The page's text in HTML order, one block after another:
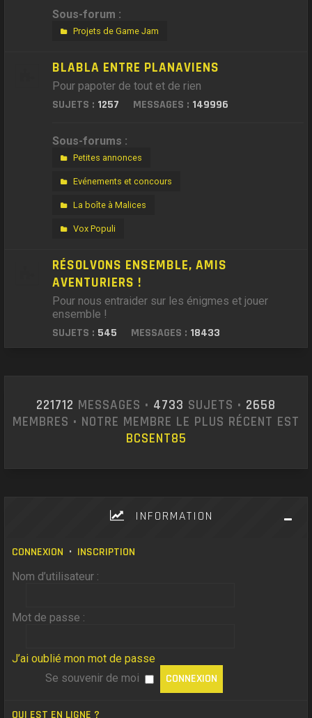
Sous-forum :
Projets de Game Jam
BLABLA ENTRE PLANAVIENS
Pour papoter de tout et de rien
SUJETS : 1257 MESSAGES : 149996
Sous-forums :
Petites annonces
Evénements et concours
La boîte à Malices
Vox Populi
RÉSOLVONS ENSEMBLE, AMIS
AVENTURIERS !
Pour nous entraider sur les énigmes et jouer
ensemble !
SUJETS : 545 MESSAGES : 18433
221712 MESSAGES • 4733 SUJETS • 2658
MEMBRES • NOTRE MEMBRE LE PLUS RÉCENT EST
BCSENT85
INFORMATION
CONNEXION • INSCRIPTION
Nom d’utilisateur :
Mot de passe :
J’ai oublié mon mot de passe
Se souvenir de moi
QUI EST EN LIGNE ?